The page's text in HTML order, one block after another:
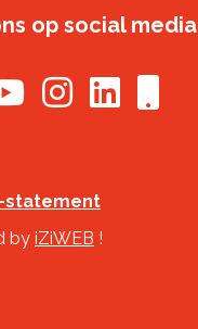
op social media
statement
by iZiWEB !